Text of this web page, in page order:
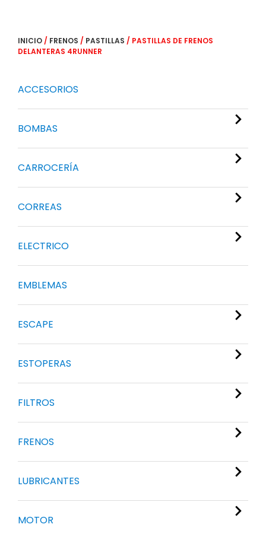
INICIO / FRENOS / PASTILLAS / PASTILLAS DE FRENOS
DELANTERAS 4RUNNER
ACCESORIOS
BOMBAS
CARROCERÍA
CORREAS
ELECTRICO
EMBLEMAS
ESCAPE
ESTOPERAS
FILTROS
FRENOS
LUBRICANTES
MOTOR